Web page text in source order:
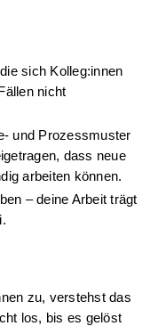
sich Kolleg:innen
nicht
und Prozessmuster
dass neue
arbeiten können.
– deine Arbeit trägt
zu, verstehst das
los, bis es gelöst